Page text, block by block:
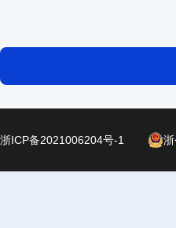
浙ICP备2021006204号-1